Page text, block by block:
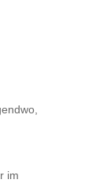
im